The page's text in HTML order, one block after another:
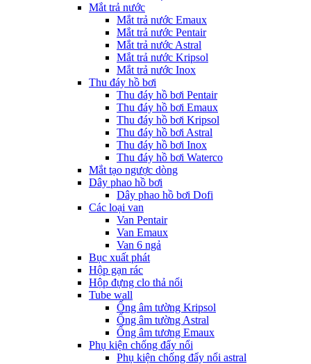
Mắt trả nước
Mắt trả nước Emaux
Mắt trả nước Pentair
Mắt trả nước Astral
Mắt trả nước Kripsol
Mắt trả nước Inox
Thu đáy hồ bơi
Thu đáy hồ bơi Pentair
Thu đáy hồ bơi Emaux
Thu đáy hồ bơi Kripsol
Thu đáy hồ bơi Astral
Thu đáy hồ bơi Inox
Thu đáy hồ bơi Waterco
Mắt tạo ngược dòng
Dây phao hồ bơi
Dây phao hồ bơi Dofi
Các loại van
Van Pentair
Van Emaux
Van 6 ngả
Bục xuất phát
Hộp gạn rác
Hộp đựng clo thả nổi
Tube wall
Ống âm tường Kripsol
Ống âm tường Astral
Ống âm tương Emaux
Phụ kiện chống đẩy nổi
Phụ kiện chống đẩy nổi astral